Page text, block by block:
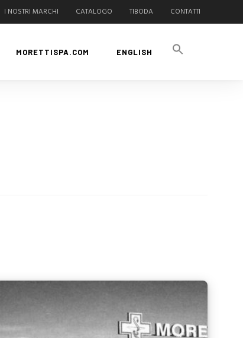
I NOSTRI MARCHI CATALOGO TIBODA CONTATTI
MORETTISPA.COM ENGLISH